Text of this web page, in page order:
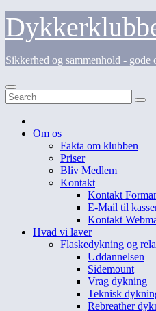
Skip
content
Sikkerhed og sammenhold - gode
Om os
Fakta om klubben
Priser
Bliv Medlem
Kontakt
Kontakt
E-Mail til
Kontakt
Hvad vi laver
Flaskedykning og
Uddannelsen
Sidemount
Vrag dykning
Teknisk
Rebreather